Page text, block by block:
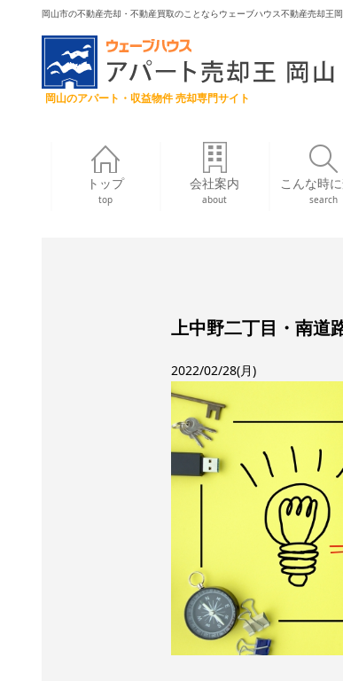
岡山市の不動産売却・不動産買取のことならウェーブハウス不動産売却王岡
岡山のアパート・収益物件 売却専門サイト
トップ
top
会社案内
about
こんな時
search
上中野二丁目・南道
2022/02/28(月)